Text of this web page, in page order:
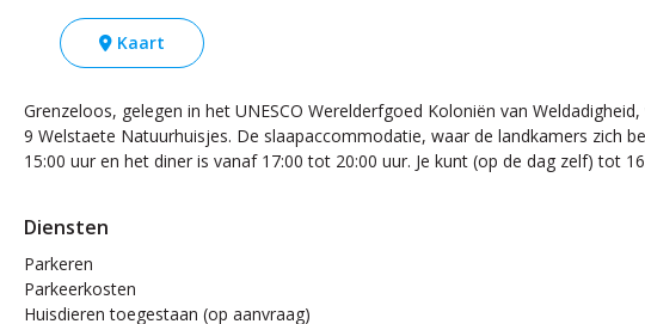
Kaart
Grenzeloos, gelegen in het UNESCO Werelderfgoed Koloniën van
9 Welstaete Natuurhuisjes. De slaapaccommodatie, waar de landkamers zich
15:00 uur en het diner is vanaf 17:00 tot 20:00 uur. Je kunt (op de dag zelf) tot
Diensten
Parkeren
Parkeerkosten
Huisdieren toegestaan (op aanvraag)